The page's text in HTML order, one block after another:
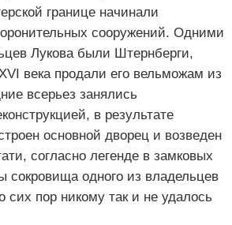
границе начинали
сооружений. Одними
Лукова были Штернберги,
века продали его вельможам из
всерьез занялись
в результате
основной дворец и возведен
согласно легенде в замковых
сокровища одного из владельцев
сих пор никому так и не удалось